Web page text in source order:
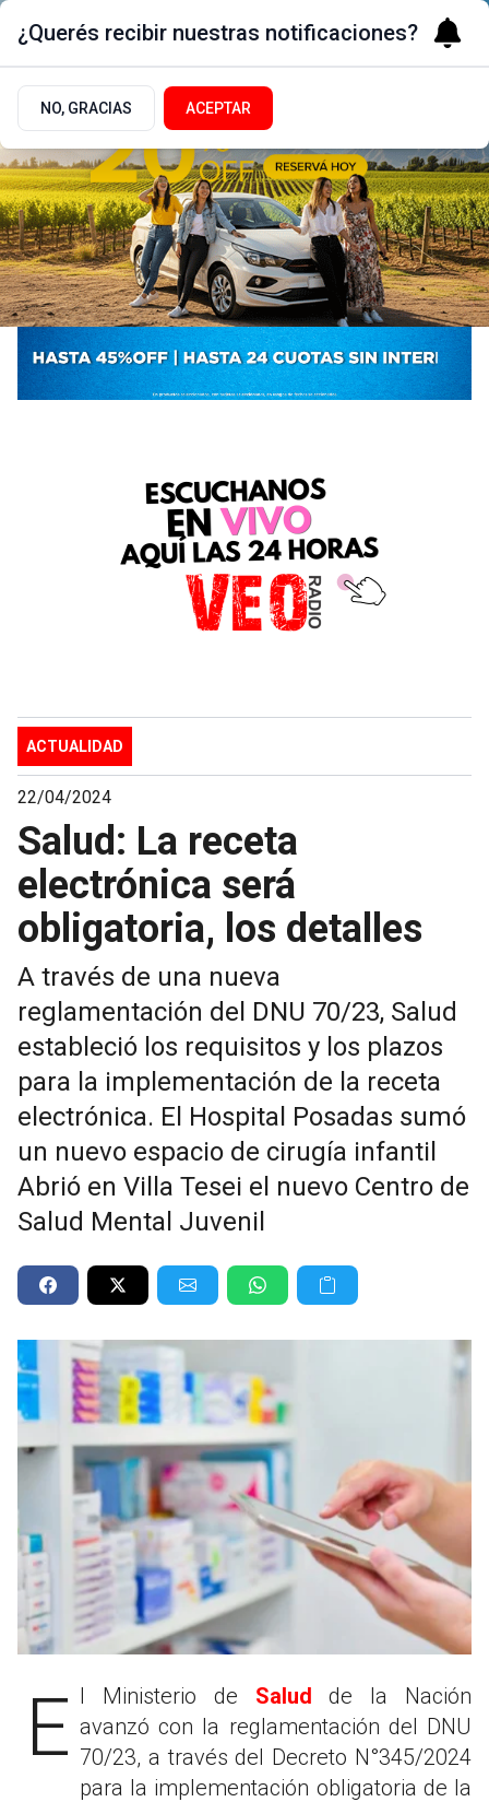
ACTUALIDAD
22/04/2024
Salud: La receta
electrónica será
obligatoria, los detalles
A través de una nueva
reglamentación del DNU 70/23, Salud
estableció los requisitos y los plazos
para la implementación de la receta
electrónica. El Hospital Posadas sumó
un nuevo espacio de cirugía infantil
Abrió en Villa Tesei el nuevo Centro de
Salud Mental Juvenil
El Ministerio de Salud de la Nación
avanzó con la reglamentación del DNU
70/23, a través del Decreto N°345/2024
para la implementación obligatoria de la
¿Querés recibir nuestras notificaciones?
NO, GRACIAS ACEPTAR